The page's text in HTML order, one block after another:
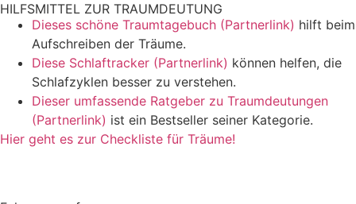
HILFSMITTEL ZUR TRAUMDEUTUNG
Dieses schöne Traumtagebuch (Partnerlink) hilft beim
Aufschreiben der Träume.
Diese Schlaftracker (Partnerlink) können helfen, die
Schlafzyklen besser zu verstehen.
Dieser umfassende Ratgeber zu Traumdeutungen
(Partnerlink) ist ein Bestseller seiner Kategorie.
Hier geht es zur Checkliste für Träume!